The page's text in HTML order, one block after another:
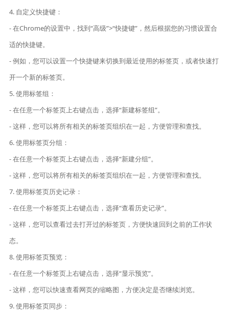
4. 自定义快捷键：
- 在Chrome的设置中，找到“高级”>“快捷键”，然后根据您的习惯设置合
适的快捷键。
- 例如，您可以设置一个快捷键来切换到最近使用的标签页，或者快速打
开一个新的标签页。
5. 使用标签组：
- 在任意一个标签页上右键点击，选择“新建标签组”。
- 这样，您可以将所有相关的标签页组织在一起，方便管理和查找。
6. 使用标签页分组：
- 在任意一个标签页上右键点击，选择“新建分组”。
- 这样，您可以将所有相关的标签页组织在一起，方便管理和查找。
7. 使用标签页历史记录：
- 在任意一个标签页上右键点击，选择“查看历史记录”。
- 这样，您可以查看过去打开过的标签页，方便快速回到之前的工作状
态。
8. 使用标签页预览：
- 在任意一个标签页上右键点击，选择“显示预览”。
- 这样，您可以快速查看网页的缩略图，方便决定是否继续浏览。
9. 使用标签页同步：